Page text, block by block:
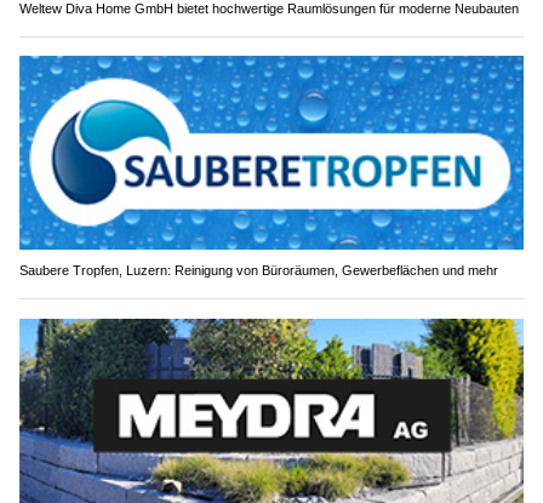
Weltew Diva Home GmbH bietet hochwertige Raumlösungen für moderne Neubauten
Saubere Tropfen, Luzern: Reinigung von Büroräumen, Gewerbeflächen und mehr